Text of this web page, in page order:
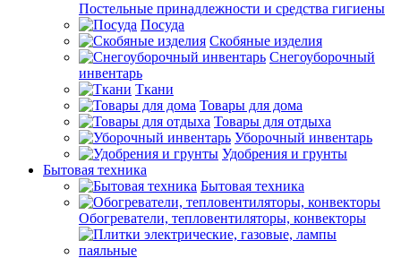
Постельные принадлежности и средства гигиены
Посуда
Скобяные изделия
Снегоуборочный
инвентарь
Ткани
Товары для дома
Товары для отдыха
Уборочный инвентарь
Удобрения и грунты
Бытовая техника
Бытовая техника
Обогреватели, тепловентиляторы, конвекторы